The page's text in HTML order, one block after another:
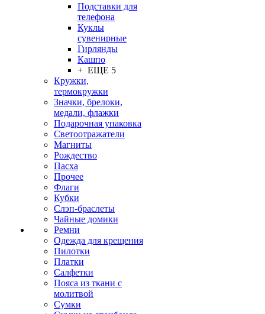
Подставки для
телефона
Куклы
сувенирные
Гирлянды
Кашпо
+ ЕЩЕ 5
Кружки,
термокружки
Значки, брелоки,
медали, флажки
Подарочная упаковка
Светоотражатели
Магниты
Рождество
Пасха
Прочее
Флаги
Кубки
Слэп-браслеты
Чайные домики
Ремни
Одежда для крещения
Пилотки
Платки
Салфетки
Пояса из ткани с
молитвой
Сумки